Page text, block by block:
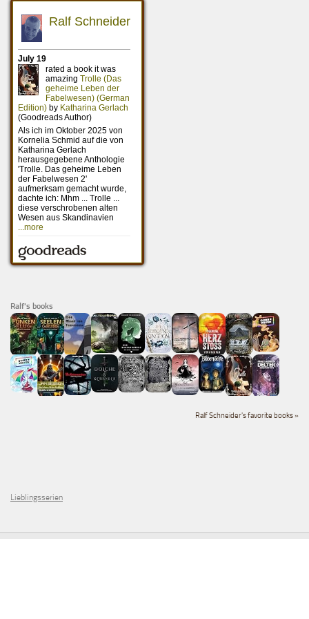
Ralf's books
Ralf Schneider's favorite books »
Lieblingsserien